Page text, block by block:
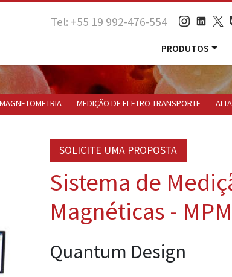
Tel: +55 19 992-476-554
PRODUTOS
MEDIÇÃO DE ELETRO-TRANSPORTE
SOLICITE UMA PROPOSTA
Sistema de
Magnéticas -
Quantum Design